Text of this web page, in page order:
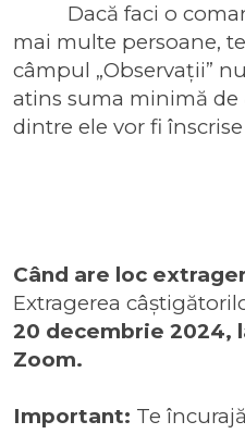
Dacă faci o
mai multe persoane,
câmpul „Observații”
atins suma minimă de
dintre ele vor fi
Când are loc
Extragerea
20 decembrie 2024,
Zoom.
Important: Te